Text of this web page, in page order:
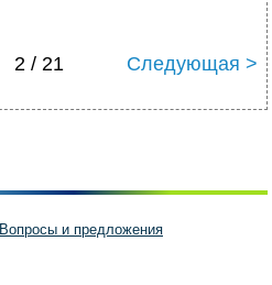
2 / 21 Следующая >
Вопросы и предложения